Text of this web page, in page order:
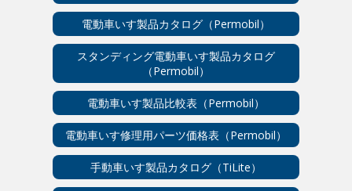
電動車いす製品カタログ（Permobil）
スタンディング電動車いす製品カタログ
（Permobil）
電動車いす製品比較表（Permobil）
電動車いす修理用パーツ価格表（Permobil）
手動車いす製品カタログ（TiLite）